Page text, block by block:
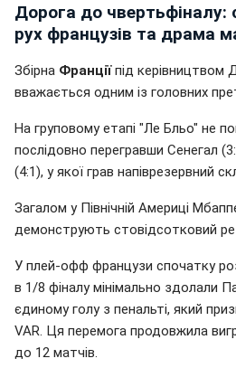
Дорога до чвертьфіналу:
рух французів та драма
Збірна Франціїпід керівництвом
вважається одним із головних
На груповому етапі "Ле Бльо" не
послідовно перегравши Сенегал
(4:1), у якої грав напіврезервний
Загалом у Північній Америці
демонструють стовідсотковий
У плей-офф французи спочатку
в 1/8 фіналу мінімально здолали
єдиному голу з пенальті, який
VAR. Ця перемога продовжила
до 12 матчів.